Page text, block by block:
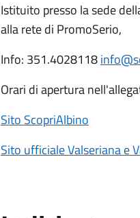
Istituito presso la sede
alla rete di PromoSerio,
Info: 351.4028118
Orari di apertura
Sito ScopriAlbino
Sito ufficiale Valseriana e